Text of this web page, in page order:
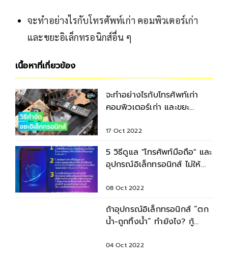
จะทำอย่างไรกับโทรศัพท์เก่า คอมพิวเตอร์เก่า
และขยะอิเล็กทรอนิกส์อื่น ๆ
เนื้อหาที่เกี่ยวข้อง
จะทำอย่างไรกับโทรศัพท์เก่า
คอมพิวเตอร์เก่า และขยะ
17 Oct 2022
5 วิธีดูแล "โทรศัพท์มือถือ" และ
อุปกรณ์อิเล็กทรอนิกส์ ไม่ให้
08 Oct 2022
ถ้าอุปกรณ์อิเล็กทรอนิกส์ “ตก
น้ำ-ถูกทิ้งน้ำ” ทำยังไง? กู้
04 Oct 2022